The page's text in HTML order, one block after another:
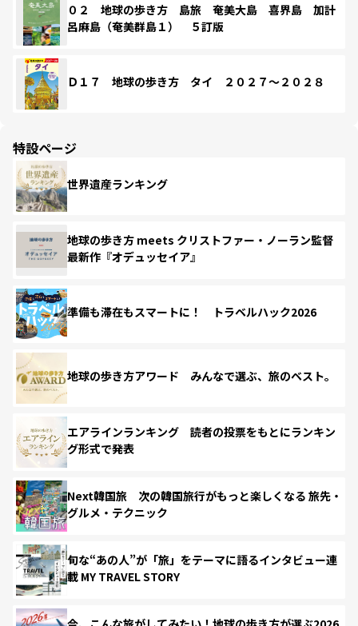
０２ 地球の歩き方 島旅 奄美大島 喜界島 加計
呂麻島（奄美群島１） ５訂版
Ｄ１７ 地球の歩き方 タイ ２０２７～２０２８
特設ページ
世界遺産ランキング
地球の歩き方 meets クリストファー・ノーラン監督
最新作『オデュッセイア』
準備も滞在もスマートに！ トラベルハック2026
地球の歩き方アワード みんなで選ぶ、旅のベスト。
エアラインランキング 読者の投票をもとにランキン
グ形式で発表
Next韓国旅 次の韓国旅行がもっと楽しくなる 旅先・
グルメ・テクニック
旬な“あの人”が「旅」をテーマに語るインタビュー連
載 MY TRAVEL STORY